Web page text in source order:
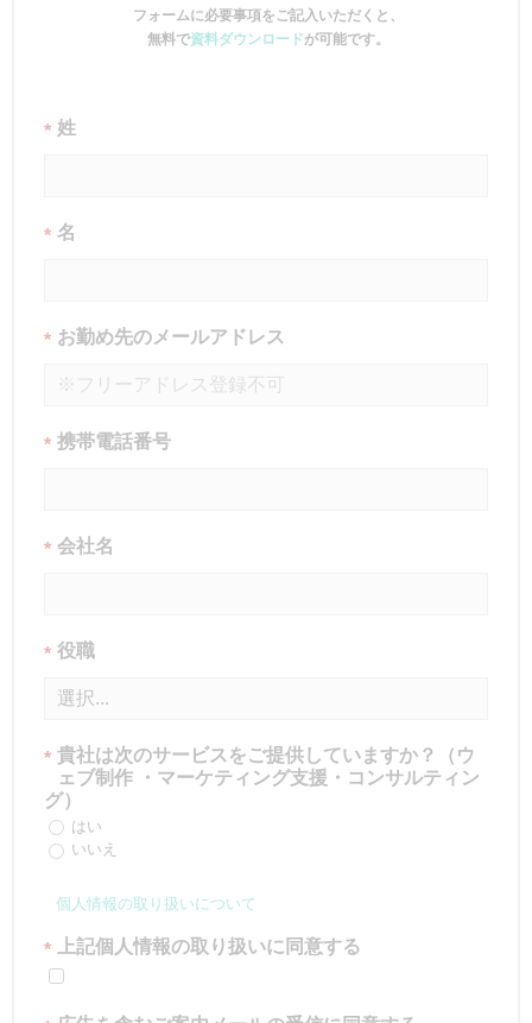
フォームに必要事項をご記入いただくと、
無料で資料ダウンロードが可能です。
* 姓
* 名
* お勤め先のメールアドレス
* 携帯電話番号
* 会社名
* 役職
* 貴社は次のサービスをご提供していますか？（ウ
ェブ制作 ・マーケティング支援・コンサルティン
グ）
はい
いいえ
個人情報の取り扱いについて
* 上記個人情報の取り扱いに同意する